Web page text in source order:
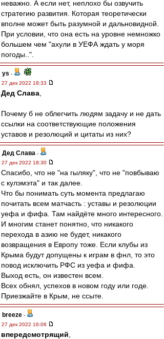
неважно. А если нет, неплохо бы озвучить
стратегию развития. Которая теоретически
вполне может быть разумной и дальновидной.
При условии, что она есть на уровне немножко
большем чем "ахули в УЕФА ждать у моря
погоды..".
ys -
27 дек 2022 18:33
Дед Слава
Почему б не облегчить людям задачу и не дать
ссылки на соответствующие положения
уставов и резолюций и цитаты из них?
Дед Слава -
27 дек 2022 18:30
Спасибо, что не "на гыляку", что не "повбываю
с кулэмэта" и так далее.
Что бы понимать суть момента предлагаю
почитать всем матчасть : уставы и резолюции
уефа и фифа. Там найдёте много интересного.
И многим станет понятно, что никакого
перехода в азию не будет, никакого
возвращения в Европу тоже. Если клубы из
Крыма будут допущены к играм в фнл, то это
повод исключить РФС из уефа и фифа.
Выход есть, он известен всем.
Всех обнял, успехов в новом году или годе.
Приезжайте в Крым, не ссыте.
breeze -
27 дек 2022 16:06
впередсмотрящий